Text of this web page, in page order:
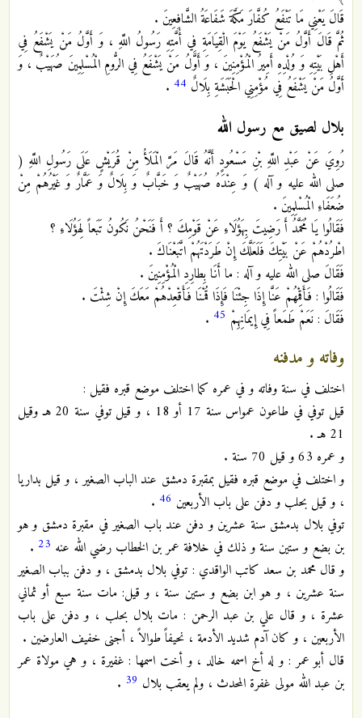
قَالَ يَعْنِي مَا تَنْفَعُ كُفَّارَ مَكَّةَ شَفَاعَةُ الشَّافِعِينَ .
ثُمَّ قَالَ أَوَّلُ مَنْ يَشْفَعُ يَوْمَ الْقِيَامَةِ فِي أُمَّتِهِ رَسُولُ اللَّهِ ، وَ أَوَّلُ مَنْ يَشْفَعُ فِي
أَهْلِ بَيْتِهِ وَ وُلْدِهِ أَمِيرُ الْمُؤْمِنِينَ ، وَ أَوَّلُ مَنْ يَشْفَعُ فِي الرُّومِ الْمُسْلِمِينَ صُهَيْبٌ ، وَ
أَوَّلُ مَنْ يَشْفَعُ فِي مُؤْمِنِي الْحَبَشَةِ بِلَالٌ 44
.
بلال لصيق مع رسول الله
رُوِيَ عَنْ عَبْدِ اللَّهِ بْنِ مَسْعُودٍ أَنَّهُ قَالَ مَرَّ الْمَلَأُ مِنْ قُرَيْشٍ عَلَى رَسُولِ اللَّهِ (
صلى الله عليه و آله ) وَ عِنْدَهُ صُهَيْبٌ وَ خَبَّابٌ وَ بِلَالٌ وَ عَمَّارٌ وَ غَيْرُهُمْ مِنْ
ضُعَفَاءِ الْمُسْلِمِينَ .
فَقَالُوا يَا مُحَمَّدُ أَ رَضِيتَ بِهَؤُلَاءِ عَنْ قَوْمِكَ ؟ أَ فَنَحْنُ نَكُونُ تَبَعاً لِهَؤُلَاءِ ؟
اطْرُدْهُمْ عَنْ بَيْتِكَ فَلَعَلَّكَ إِنْ طَرَدْتَهُمْ اتَّبَعْنَاكَ .
فَقَالَ صلى الله عليه و آله : ما أَنَا بِطارِدِ الْمُؤْمِنِينَ .
فَقَالُوا : فَأَقِمْهُمْ عَنَّا إِذَا جِئْنَا فَإِذَا قُمْنَا فَأَقْعِدْهُمْ مَعَكَ إِنْ شِئْتَ .
فَقَالَ : نَعَمْ طَمَعاً فِي إِيمَانِهِمْ 45
.
وفاته و مدفنه
اختلف في سنة وفاته و في عمره كما اختلف موضع قبره فقيل :
قيل توفي في طاعون عمواس سنة 17 أو 18 ، و قيل توفي سنة 20 هـ وقيل
21 هـ .
و عمره 63 و قيل 70 سنة .
و اختلف في موضع قبره فقيل بمقبرة دمشق عند الباب الصغير ، و قيل بداريا
، و قيل بحلب و دفن على باب الأربعين 46
.
توفي بلال بدمشق سنة عشرين و دفن عند باب الصغير في مقبرة دمشق و هو
بن بضع و ستين سنة و ذلك في خلافة عمر بن الخطاب رضي الله عنه 23
.
و قال محمد بن سعد كاتب الواقدي : توفي بلال بدمشق ، و دفن بباب الصغير
سنة عشرين ، و هو ابن بضع و ستين سنة ، و قيل: مات سنة سبع أو ثماني
عشرة ، و قال علي بن عبد الرحمن : مات بلال بحلب ، و دفن على باب
الأربعين ، و كان آدم شديد الأدمة ، نحيفاً طوالاً ، أجنى خفيف العارضين .
قال أبو عمر : و له أخ اسمه خالد ، و أخت اسمها : غفيرة ، و هي مولاة عمر
بن عبد الله مولى غفرة المحدث ، ولم يعقب بلال 39
.